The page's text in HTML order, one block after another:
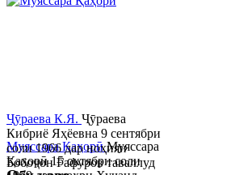
Муяссара ҚаҳорӣМуяссара
Қаҳорӣ 15 октябри соли
Ҷӯраева К.Я. Ҷӯраева
Кибриё Яҳёевна 9 сентябри
соли 1966 дар ноҳияи
Бобоҷон Ғафуров таваллуд